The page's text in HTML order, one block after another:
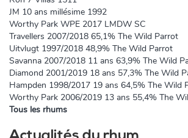
JM 10 ans millésime 1992
Worthy Park WPE 2017 LMDW SC
Travellers 2007/2018 65,1% The Wild Parrot
Uitvlugt 1997/2018 48,9% The Wild Parrot
Savanna 2007/2018 11 ans 63,9% The Wild
Diamond 2001/2019 18 ans 57,3% The Wild
Hampden 1998/2017 19 ans 64,5% The Wild
Worthy Park 2006/2019 13 ans 55,4% The
Tous les rhums